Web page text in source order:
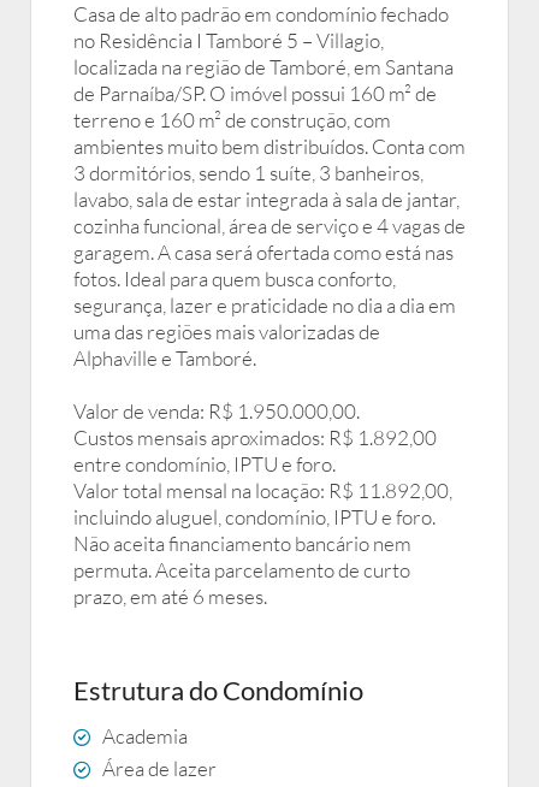
Casa de alto padrão em condomínio fechado
no Residência I Tamboré 5 – Villagio,
localizada na região de Tamboré, em Santana
de Parnaíba/SP. O imóvel possui 160 m² de
terreno e 160 m² de construção, com
ambientes muito bem distribuídos. Conta com
3 dormitórios, sendo 1 suíte, 3 banheiros,
lavabo, sala de estar integrada à sala de jantar,
cozinha funcional, área de serviço e 4 vagas de
garagem. A casa será ofertada como está nas
fotos. Ideal para quem busca conforto,
segurança, lazer e praticidade no dia a dia em
uma das regiões mais valorizadas de
Alphaville e Tamboré.
Valor de venda: R$ 1.950.000,00.
Custos mensais aproximados: R$ 1.892,00
entre condomínio, IPTU e foro.
Valor total mensal na locação: R$ 11.892,00,
incluindo aluguel, condomínio, IPTU e foro.
Não aceita financiamento bancário nem
permuta. Aceita parcelamento de curto
prazo, em até 6 meses.
Estrutura do Condomínio
Academia
Área de lazer